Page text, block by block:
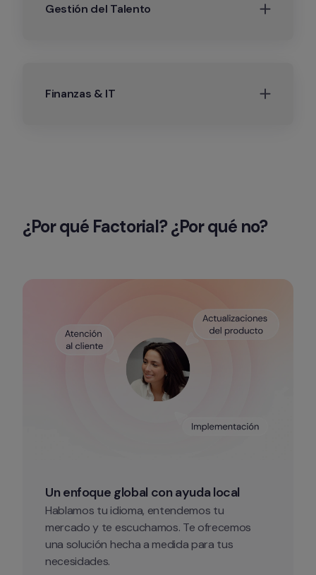
Gestión del Talento
Finanzas & IT
¿Por qué Factorial? ¿Por qué no?
Un enfoque global con ayuda local
Hablamos tu idioma, entendemos tu
mercado y te escuchamos. Te ofrecemos
una solución hecha a medida para tus
necesidades.